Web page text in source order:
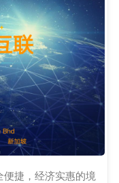
捷，经济实惠的境